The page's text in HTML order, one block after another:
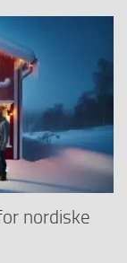
nordiske